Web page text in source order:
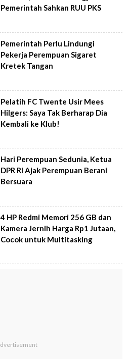
Pemerintah Sahkan RUU PKS
Pemerintah Perlu Lindungi
Pekerja Perempuan Sigaret
Kretek Tangan
Pelatih FC Twente Usir Mees
Hilgers: Saya Tak Berharap Dia
Kembali ke Klub!
Hari Perempuan Sedunia, Ketua
DPR RI Ajak Perempuan Berani
Bersuara
4 HP Redmi Memori 256 GB dan
Kamera Jernih Harga Rp1 Jutaan,
Cocok untuk Multitasking